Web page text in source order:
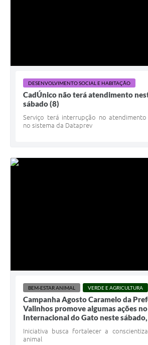
DESENVOLVIMENTO SOCIAL E HABITAÇÃO
CadÚnico não terá atendimento
sábado (8)
Serviço terá interrupção no atendimento
no sistema da Dataprev
BEM-ESTAR ANIMAL VERDE E AGRICULTURA
Campanha Agosto Caramelo da
Valinhos promove algumas ações
Internacional do Gato neste
Iniciativa busca fortalecer a
animal